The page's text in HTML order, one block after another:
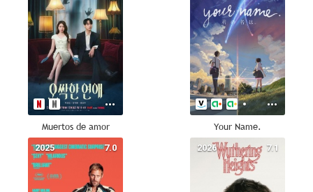
Muertos de amor Your Name.
7.0
2025 7.1
2026